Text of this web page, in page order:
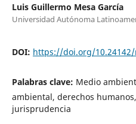
Luis Guillermo Mesa García
Universidad Autónoma
DOI: https://doi.org/
Palabras clave: Medio
ambiental, derechos
jurisprudencia